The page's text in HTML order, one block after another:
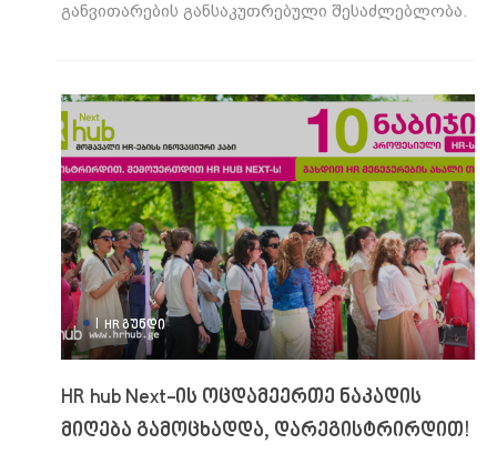
განვითარების განსაკუთრებული შესაძლებლობა.
| HR ᲒᲣᲜᲓᲘ
HR hub Next-ის ოცდამეერთე ნაკადის
მიღება გამოცხადდა, დარეგისტრირდით!